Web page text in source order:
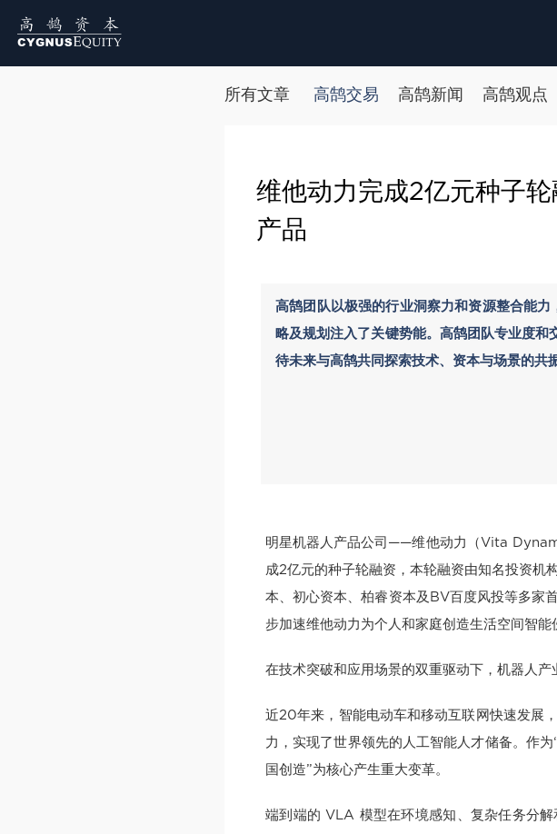
所有文章 高鹄交易 高鹄新闻 高鹄观点
维他动力完成2亿元种子
产品
高鹄团队以极强的行业洞察力和资源整合能
略及规划注入了关键势能。高鹄团队专业度
待未来与高鹄共同探索技术、资本与场景的
明星机器人产品公司——维他动力（Vita
成2亿元的种子轮融资，本轮融资由知名投资机
本、初心资本、柏睿资本及BV百度风投等多家
步加速维他动力为个人和家庭创造生活空间智能
在技术突破和应用场景的双重驱动下，机器人产
近20年来，智能电动车和移动互联网快速发展
力，实现了世界领先的人工智能人才储备。作
国创造”为核心产生重大变革。
端到端的 VLA 模型在环境感知、复杂任务分